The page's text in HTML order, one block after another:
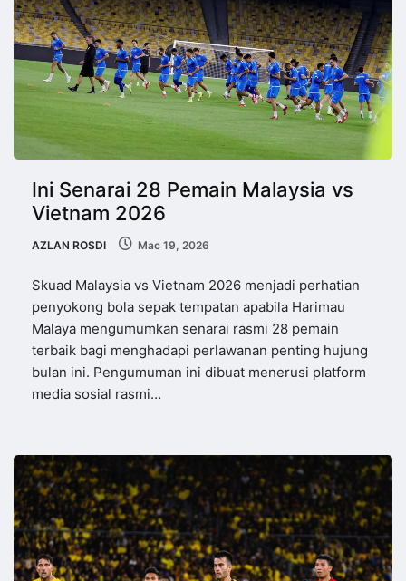
Ini Senarai 28 Pemain Malaysia vs
Vietnam 2026
AZLAN ROSDI Mac 19, 2026
Skuad Malaysia vs Vietnam 2026 menjadi perhatian
penyokong bola sepak tempatan apabila Harimau
Malaya mengumumkan senarai rasmi 28 pemain
terbaik bagi menghadapi perlawanan penting hujung
bulan ini. Pengumuman ini dibuat menerusi platform
media sosial rasmi…